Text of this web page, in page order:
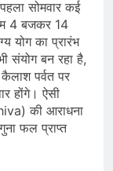
सोमवार कई
4 बजकर 14
योग का प्रारंभ
संयोग बन रहा है,
पर्वत पर
होंगे। ऐसी
की आराधना
फल प्राप्त